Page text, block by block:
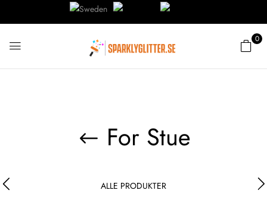
0
For Stue
ALLE PRODUKTER